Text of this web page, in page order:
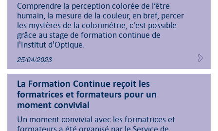
Comprendre la perception colorée de l’être
humain, la mesure de la couleur, en bref, percer
les mystères de la colorimétrie, c'est possible
grâce au stage de formation continue de
l'Institut d'Optique.
25/04/2023
La Formation Continue reçoit les
formatrices et formateurs pour un
moment convivial
Un moment convivial avec les formatrices et